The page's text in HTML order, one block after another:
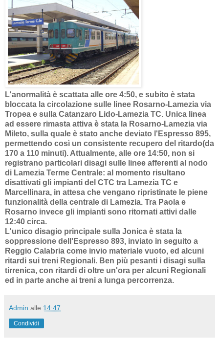
L'anormalità è scattata alle ore 4:50, e subito è stata
bloccata la circolazione sulle linee Rosarno-Lamezia via
Tropea e sulla Catanzaro Lido-Lamezia TC. Unica linea
ad essere rimasta attiva è stata la Rosarno-Lamezia via
Mileto, sulla quale è stato anche deviato l'Espresso 895,
permettendo così un consistente recupero del ritardo(da
170 a 110 minuti). Attualmente, alle ore 14:50, non si
registrano particolari disagi sulle linee afferenti al nodo
di Lamezia Terme Centrale: al momento risultano
disattivati gli impianti del CTC tra Lamezia TC e
Marcellinara, in attesa che vengano ripristinate le piene
funzionalità della centrale di Lamezia. Tra Paola e
Rosarno invece gli impianti sono ritornati attivi dalle
12:40 circa.
L'unico disagio principale sulla Jonica è stata la
soppressione dell'Espresso 893, inviato in seguito a
Reggio Calabria come invio materiale vuoto, ed alcuni
ritardi sui treni Regionali. Ben più pesanti i disagi sulla
tirrenica, con ritardi di oltre un'ora per alcuni Regionali
ed in parte anche ai treni a lunga percorrenza.
Admin alle 14:47
Condividi